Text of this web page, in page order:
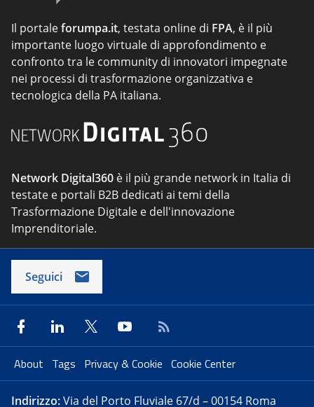
Il portaleforumpa.it, testata online di FPA, è il più
importante luogo virtuale di approfondimento e
confronto tra le community di innovatori impegnate
nei processi di trasformazione organizzativa e
tecnologica della PA italiana.
Network Digital360 è il più grande network in Italia di
testate e portali B2B dedicati ai temi della
Trasformazione Digitale e dell'innovazione
Imprenditoriale.
Seguici
About Tags Privacy & Cookie Cookie Center
Indirizzo:Via del Porto Fluviale 67/d – 00154 Roma